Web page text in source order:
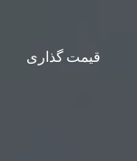
قیمت گذاری